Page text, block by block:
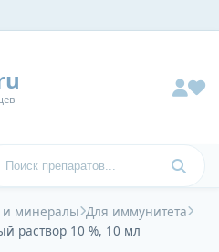
минералы Для иммунитета
раствор 10 %, 10 мл